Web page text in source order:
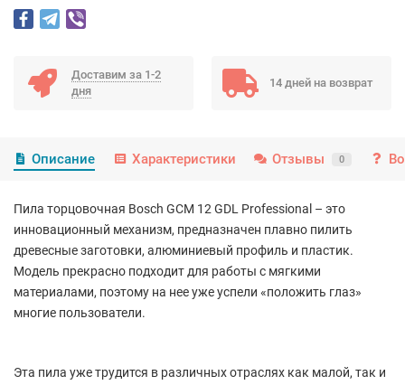
Доставим за 1-2
дня
14 дней на возврат
Описание Характеристики Отзывы 0
Пила торцовочная Bosch GCM 12 GDL Professional – это
инновационный механизм, предназначен плавно пилить
древесные заготовки, алюминиевый профиль и пластик.
Модель прекрасно подходит для работы с мягкими
материалами, поэтому на нее уже успели «положить глаз»
многие пользователи.
Эта пила уже трудится в различных отраслях как малой, так и